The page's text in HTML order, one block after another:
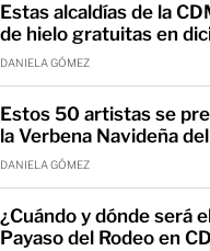
Estas alcaldías de la
de hielo gratuitas en
DANIELA GÓMEZ
Estos 50 artistas se
la Verbena Navideña
DANIELA GÓMEZ
¿Cuándo y dónde será
Payaso del Rodeo en